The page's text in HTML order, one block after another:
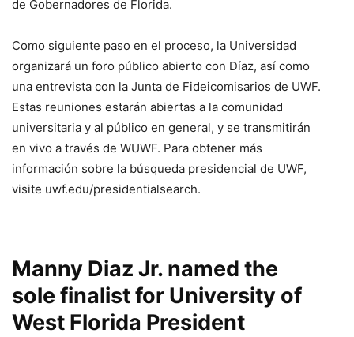
de Gobernadores de Florida.
Como siguiente paso en el proceso, la Universidad
organizará un foro público abierto con Díaz, así como
una entrevista con la Junta de Fideicomisarios de UWF.
Estas reuniones estarán abiertas a la comunidad
universitaria y al público en general, y se transmitirán
en vivo a través de WUWF. Para obtener más
información sobre la búsqueda presidencial de UWF,
visite uwf.edu/presidentialsearch.
Manny Diaz Jr. named the
sole finalist for University of
West Florida President